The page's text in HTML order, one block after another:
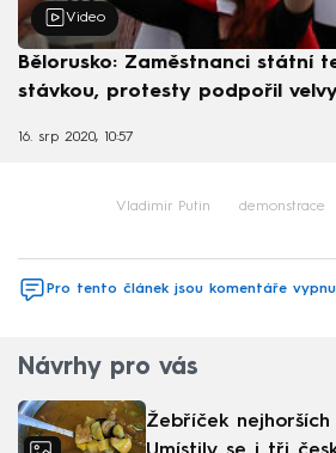
Video
Bělorusko: Zaměstnanci státní
stávkou, protesty podpořil
16. srp 2020, 10:57
Vladimir Putin demonstrace
Pro tento článek jsou komentáře
Návrhy pro vás
Žebříček